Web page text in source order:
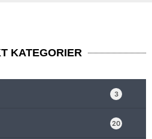
KATEGORIER
3
20